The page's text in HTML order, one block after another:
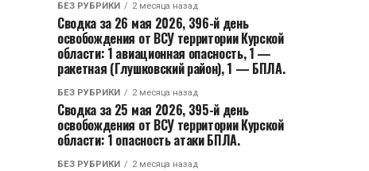
БЕЗ РУБРИКИ 2 месяца назад
Сводка за 26 мая 2026, 396-й день
освобождения от ВСУ территории Курской
области: 1 авиационная опасность, 1 —
ракетная (Глушковский район), 1 — БПЛА.
БЕЗ РУБРИКИ 2 месяца назад
Сводка за 25 мая 2026, 395-й день
освобождения от ВСУ территории Курской
области: 1 опасность атаки БПЛА.
БЕЗ РУБРИКИ 2 месяца назад